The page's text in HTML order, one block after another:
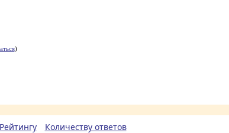
)
Рейтингу Количеству ответов